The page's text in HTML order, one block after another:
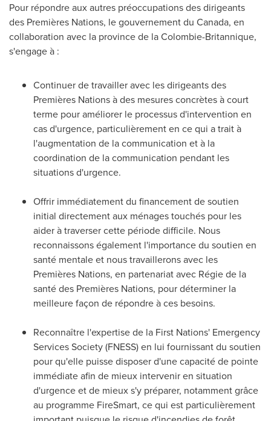
Pour répondre aux autres préoccupations des dirigeants
des Premières Nations, le gouvernement du Canada, en
collaboration avec la province de la Colombie-Britannique,
s'engage à :
Continuer de travailler avec les dirigeants des
Premières Nations à des mesures concrètes à court
terme pour améliorer le processus d'intervention en
cas d'urgence, particulièrement en ce qui a trait à
l'augmentation de la communication et à la
coordination de la communication pendant les
situations d'urgence.
Offrir immédiatement du financement de soutien
initial directement aux ménages touchés pour les
aider à traverser cette période difficile. Nous
reconnaissons également l'importance du soutien en
santé mentale et nous travaillerons avec les
Premières Nations, en partenariat avec Régie de la
santé des Premières Nations, pour déterminer la
meilleure façon de répondre à ces besoins.
Reconnaître l'expertise de la First Nations' Emergency
Services Society (FNESS) en lui fournissant du soutien
pour qu'elle puisse disposer d'une capacité de pointe
immédiate afin de mieux intervenir en situation
d'urgence et de mieux s'y préparer, notamment grâce
au programme FireSmart, ce qui est particulièrement